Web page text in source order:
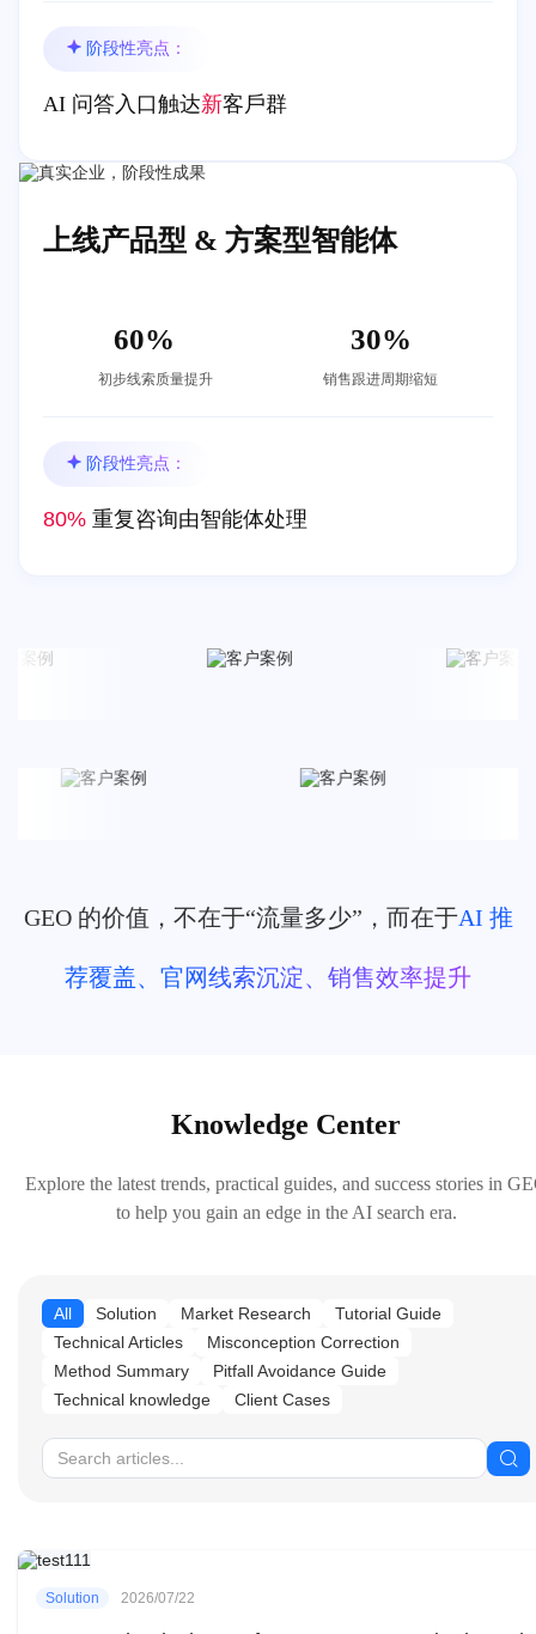
阶段性亮点：
AI 问答⼊⼝触达新客⼾群
上线产品型 & ⽅案型智能体
60%
初步线索质量提升
30%
销售跟进周期缩短
阶段性亮点：
80% 重复咨询由智能体处理
GEO 的价值，不在于“流量多少”，⽽在于AI 推
荐覆盖、官⽹线索沉淀、销售效率提升
Knowledge Center
Explore the latest trends, practical guides, and success stories in
to help you gain an edge in the AI search era.
All Solution Market Research
Tutorial Guide
Technical Articles
Misconception Correction
Method Summary
Pitfall Avoidance Guide
Technical knowledge
Client Cases
Solution 2026/07/22